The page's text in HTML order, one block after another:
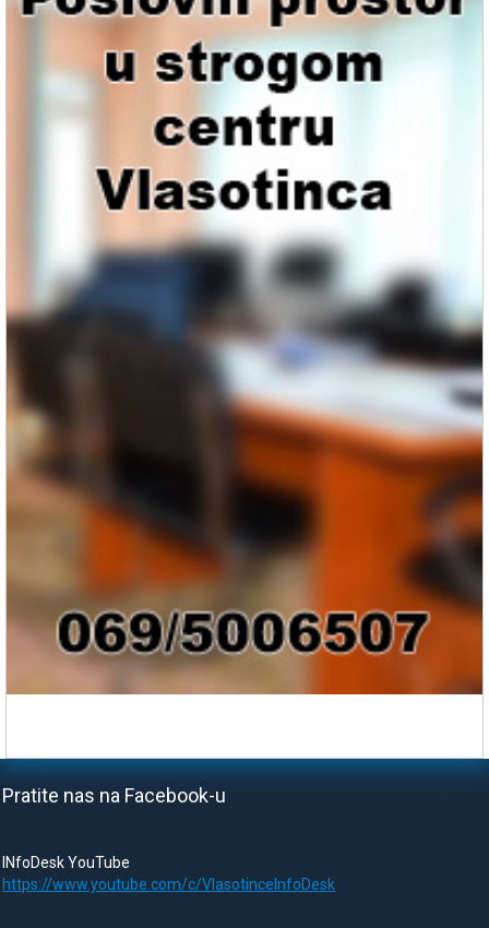
Pratite nas na Facebook-u
INfoDesk YouTube
https://www.youtube.com/c/VlasotinceInfoDesk